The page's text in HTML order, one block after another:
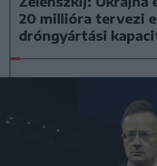
20 millióra tervezi
dróngyártási